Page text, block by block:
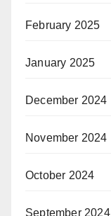
February 2025
January 2025
December 2024
November 2024
October 2024
September 2024